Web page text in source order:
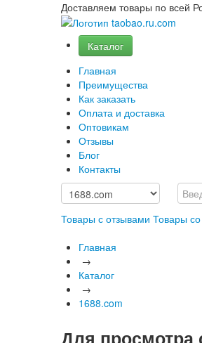
Доставляем товары по всей
Каталог
Главная
Преимущества
Как заказать
Оплата и доставка
Оптовикам
Отзывы
Блог
Контакты
Товары с отзывами Товары
Главная
→
Каталог
→
1688.com